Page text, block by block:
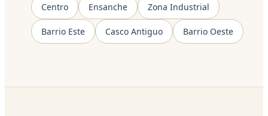
Centro Ensanche Zona Industrial
Barrio Este Casco Antiguo Barrio Oeste